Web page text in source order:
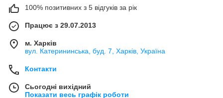
100% позитивних з 5 відгуків за рік
Працює з 29.07.2013
м. Харків
вул. Катерининська, буд. 7, Харків, Україна
Контакти
Сьогодні вихідний
Показати весь графік роботи